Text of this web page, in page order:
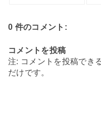
0 件のコメント:
コメントを投稿
注: コメントを投稿でき
だけです。